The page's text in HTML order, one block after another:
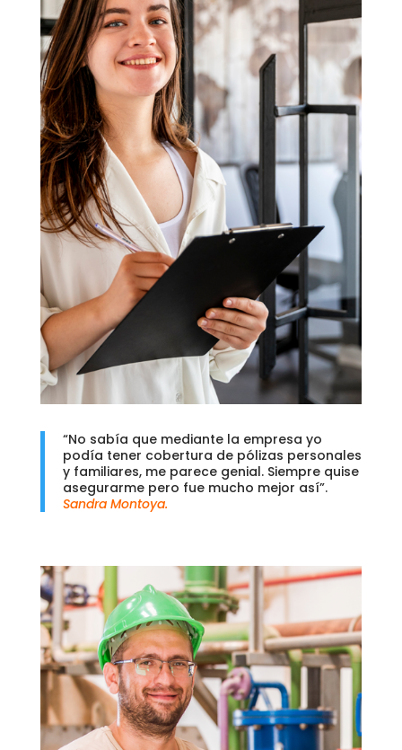
“No sabía que mediante la empresa yo
podía tener cobertura de pólizas personales
y familiares, me parece genial. Siempre quise
asegurarme pero fue mucho mejor así”.
Sandra Montoya.